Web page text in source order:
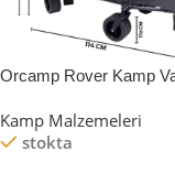
Orcamp Rover Kamp
Kamp Malzemeleri
stokta